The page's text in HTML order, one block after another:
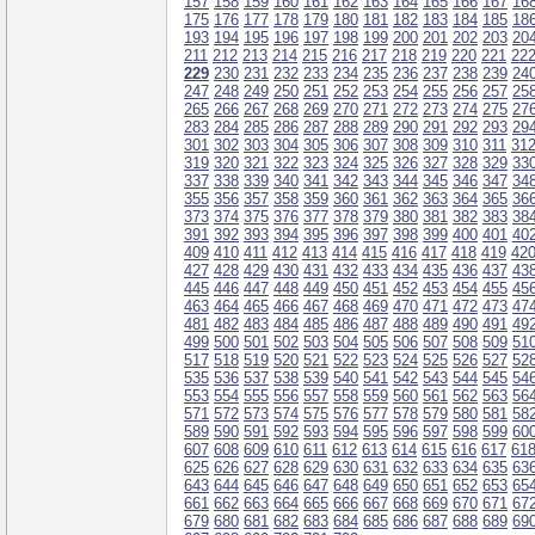
175 176 177 178 179 180 181 182 183 184 185
193 194 195 196 197 198 199 200 201 202 203
211 212 213 214 215 216 217 218 219 220 221 222
229 230 231 232 233 234 235 236 237 238 239
247 248 249 250 251 252 253 254 255 256 257
265 266 267 268 269 270 271 272 273 274 275
283 284 285 286 287 288 289 290 291 292 293
301 302 303 304 305 306 307 308 309 310 311 312
319 320 321 322 323 324 325 326 327 328 329
337 338 339 340 341 342 343 344 345 346 347
355 356 357 358 359 360 361 362 363 364 365
373 374 375 376 377 378 379 380 381 382 383
391 392 393 394 395 396 397 398 399 400 401
409 410 411 412 413 414 415 416 417 418 419 420
427 428 429 430 431 432 433 434 435 436 437
445 446 447 448 449 450 451 452 453 454 455
463 464 465 466 467 468 469 470 471 472 473
481 482 483 484 485 486 487 488 489 490 491
499 500 501 502 503 504 505 506 507 508 509
517 518 519 520 521 522 523 524 525 526 527
535 536 537 538 539 540 541 542 543 544 545
553 554 555 556 557 558 559 560 561 562 563
571 572 573 574 575 576 577 578 579 580 581
589 590 591 592 593 594 595 596 597 598 599
607 608 609 610 611 612 613 614 615 616 617 618
625 626 627 628 629 630 631 632 633 634 635
643 644 645 646 647 648 649 650 651 652 653
661 662 663 664 665 666 667 668 669 670 671
679 680 681 682 683 684 685 686 687 688 689